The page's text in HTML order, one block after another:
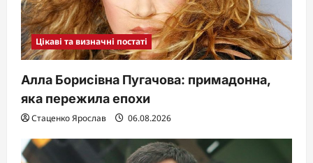
Цікаві та визначні постаті
Алла Борисівна Пугачова: примадонна,
яка пережила епохи
Стаценко Ярослав 06.08.2026